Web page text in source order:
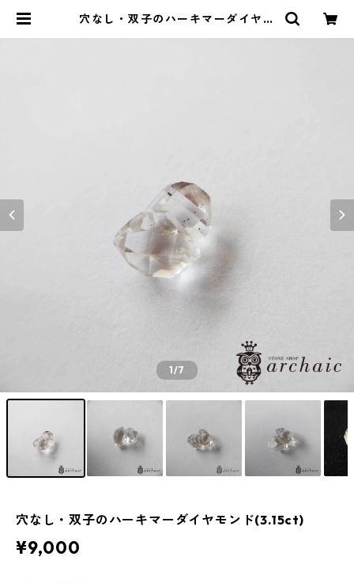
穴なし・双子のハーキマーダイヤモ
1/7
穴なし・双子のハーキマーダイヤモンド(3.15ct)
¥9,000